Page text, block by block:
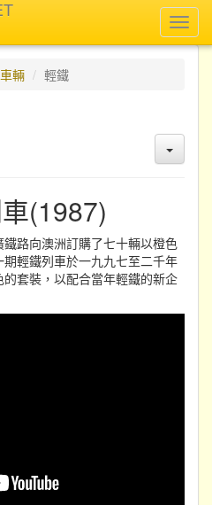
車輛 輕鐵
(1987)
路向澳洲訂購了七十輛以橙色
輕鐵列車於一九九七至二千年
套裝，以配合當年輕鐵的新企